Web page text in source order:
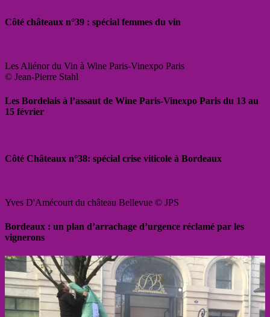
Côté châteaux n°39 : spécial femmes du vin
Les Aliénor du Vin à Wine Paris-Vinexpo Paris
© Jean-Pierre Stahl
Les Bordelais à l’assaut de Wine Paris-Vinexpo Paris du 13 au
15 février
Côté Châteaux n°38: spécial crise viticole à Bordeaux
Yves D'Amécourt du château Bellevue © JPS
Bordeaux : un plan d’arrachage d’urgence réclamé par les
vignerons